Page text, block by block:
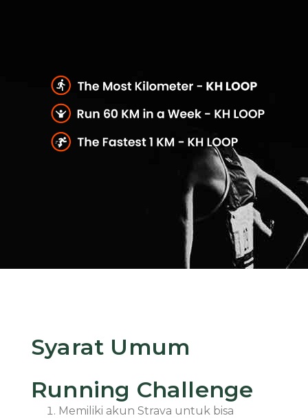
Syarat Umum
Running Challenge
Memiliki akun Strava untuk bisa